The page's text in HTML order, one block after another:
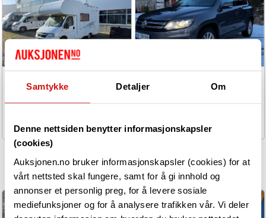
Samtykke Detaljer Om
Denne nettsiden benytter informasjonskapsler
(cookies)
Auksjonen.no bruker informasjonskapsler (cookies) for at
vårt nettsted skal fungere, samt for å gi innhold og
annonser et personlig preg, for å levere sosiale
mediefunksjoner og for å analysere trafikken vår. Vi deler
CAMPINGBIL
Gjenstår
Bud
2.0 DIESEL 110HK
Gjenstår
KJØP NÅ east SE ALLE